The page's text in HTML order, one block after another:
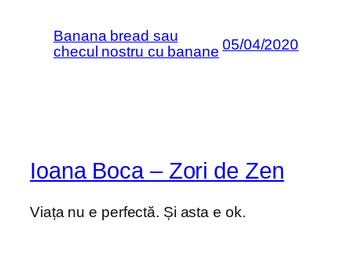
Banana bread sau
checul nostru cu banane 05/04/2020
Ioana Boca – Zori de Zen
Viața nu e perfectă. Și asta e ok.